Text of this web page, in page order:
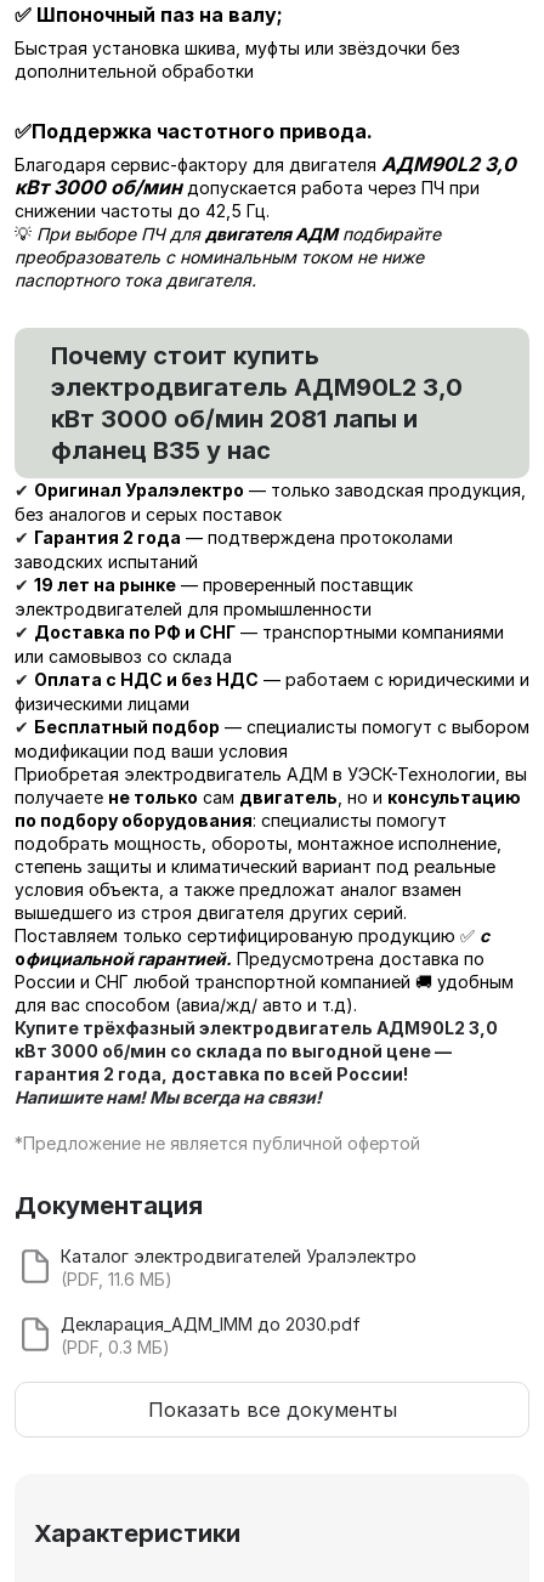
✅ Шпоночный паз на валу;
Быстрая установка шкива, муфты или звёздочки без
дополнительной обработки
✅Поддержка частотного привода.
Благодаря сервис-фактору для двигателя АДМ90L2 3,0
кВт 3000 об/мин допускается работа через ПЧ при
снижении частоты до 42,5 Гц.
💡 При выборе ПЧ длядвигателя АДМподбирайте
преобразователь с номинальным током не ниже
паспортного тока двигателя.
Почему стоит купить
электродвигатель АДМ90L2 3,0
кВт 3000 об/мин 2081 лапы и
фланец В35 у нас
✔ Оригинал Уралэлектро — только заводская продукция,
без аналогов и серых поставок
✔ Гарантия 2 года — подтверждена протоколами
заводских испытаний
✔ 19 лет на рынке — проверенный поставщик
электродвигателей для промышленности
✔ Доставка по РФ и СНГ — транспортными компаниями
или самовывоз со склада
✔ Оплата с НДС и без НДС — работаем с юридическими и
физическими лицами
✔ Бесплатный подбор — специалисты помогут с выбором
модификации под ваши условия
Приобретая электродвигатель АДМ в УЭСК-Технологии, вы
получаете не только сам двигатель , но и консультацию
по подбору оборудования: специалисты помогут
подобрать мощность, обороты, монтажное исполнение,
степень защиты и климатический вариант под реальные
условия объекта, а также предложат аналог взамен
вышедшего из строя двигателя других серий.
Поставляем только сертифицированую продукцию ✅ с
официальной гарантией. Предусмотрена доставка по
России и СНГ любой транспортной компанией 🚚 удобным
для вас способом (авиа/жд/ авто и т.д).
Купите трёхфазный электродвигатель АДМ90L2 3,0
кВт 3000 об/мин со склада по выгодной цене —
гарантия 2 года, доставка по всей России!
Напишите нам! Мы всегда на связи!
*Предложение не является публичной офертой
Документация
Каталог электродвигателей Уралэлектро
(PDF, 11.6 МБ)
Декларация_АДМ_IMM до 2030.pdf
(PDF, 0.3 МБ)
Показать все документы
Характеристики